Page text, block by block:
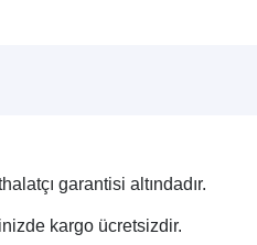
garantisi altındadır.
kargo ücretsizdir.